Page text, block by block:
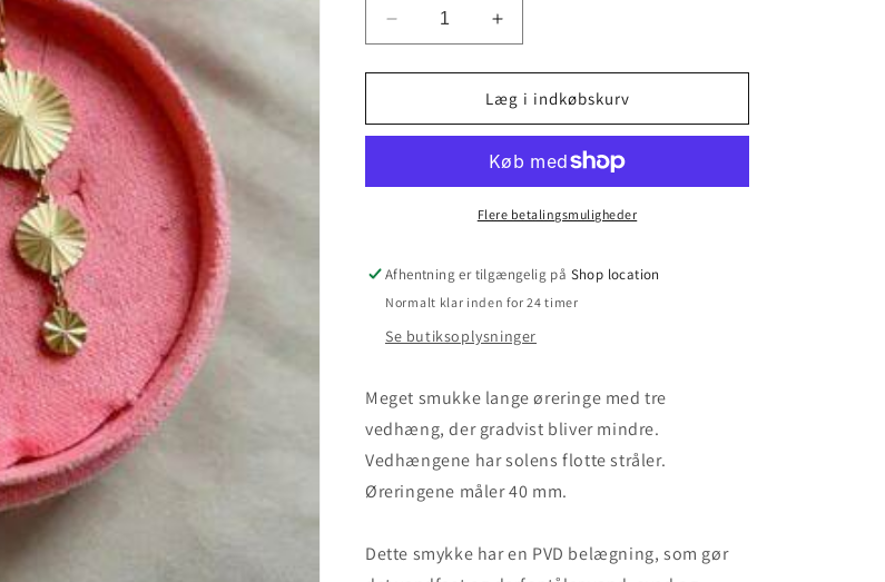
Reducer
antallet
for
Earring
Øg
antallet
for
Sunny
Earring
Læg i indkøbskurv
Flere betalingsmuligheder
Afhentning er tilgængelig på Shop location
Normalt klar inden for 24 timer
Se butiksoplysninger
Meget smukke lange øreringe med tre
vedhæng, der gradvist bliver mindre.
Vedhængene har solens flotte stråler.
Øreringene måler 40 mm.
Dette smykke har en PVD belægning, som gør